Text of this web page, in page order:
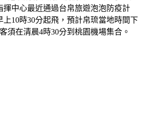
冠狀病毒疾病）疫情降溫，台灣、帛
中心最近通過台帛旅遊泡泡防疫計
10時30分起飛，預計帛琉當地時間下